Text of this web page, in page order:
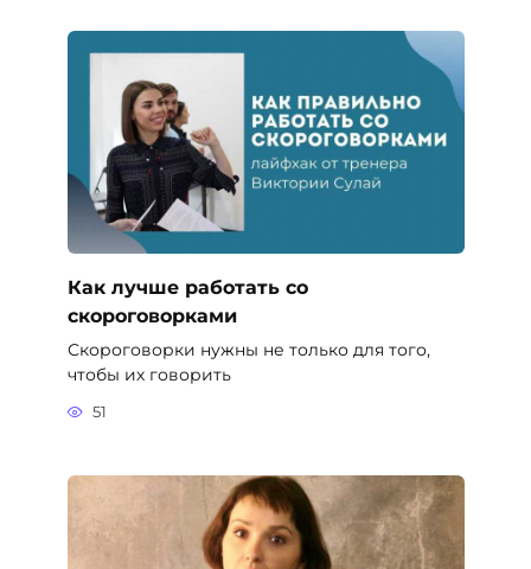
Как лучше работать со
скороговорками
Скороговорки нужны не только для того,
чтобы их говорить
51